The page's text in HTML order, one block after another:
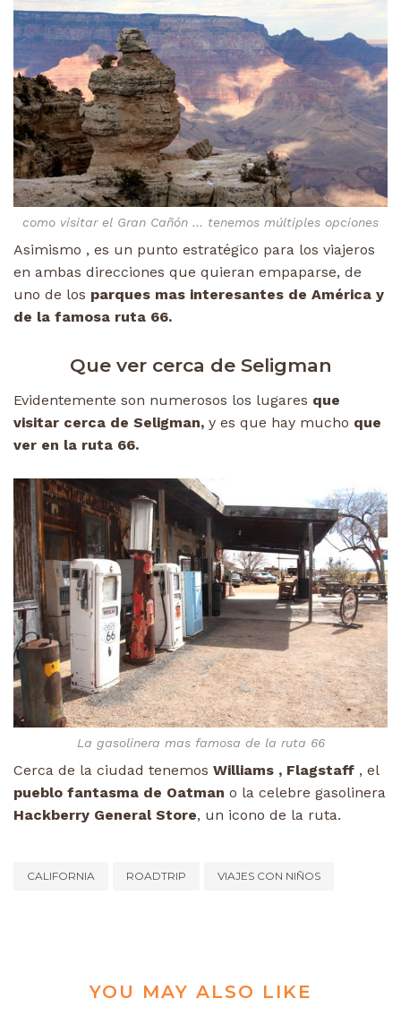
como visitar el Gran Cañón … tenemos múltiples opciones
Asimismo , es un punto estratégico para los viajeros
en ambas direcciones que quieran empaparse, de
uno de los parques mas interesantes de América y
de la famosa ruta 66.
Que ver cerca de Seligman
Evidentemente son numerosos los lugares que
visitar cerca de Seligman, y es que hay mucho que
ver en la ruta 66.
La gasolinera mas famosa de la ruta 66
Cerca de la ciudad tenemos Williams , Flagstaff , el
pueblo fantasma de Oatman o la celebre gasolinera
Hackberry General Store, un icono de la ruta.
CALIFORNIA ROADTRIP VIAJES CON NIÑOS
YOU MAY ALSO LIKE